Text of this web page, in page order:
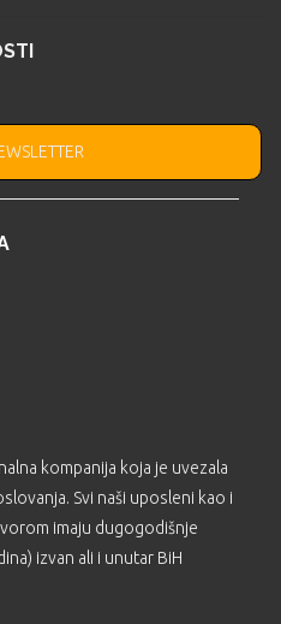
kompanija koja je uvezala
Svi naši uposleni kao i
imaju dugogodišnje
izvan ali i unutar BiH